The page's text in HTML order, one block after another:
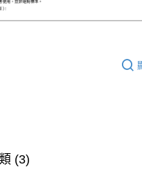
擇「AFTEE先享後付」後，將跳轉
訊認證並確認金額後，即可完成結
／等多元方式進行付款，方視為交易完
手續完成當下不需立刻繳費，但若您
請以「AFTEE先享後付 」之結帳頁面
科技股份有限公司提供之「AFTEE先
(3)